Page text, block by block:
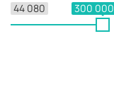
44 080 300 000